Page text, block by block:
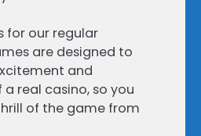
for our regular
are designed to
and
real casino, so you
of the game from